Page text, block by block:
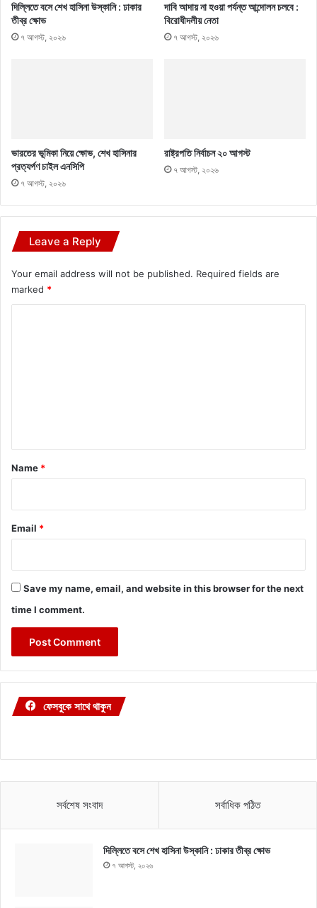
দিল্লিতে বসে শেখ হাসিনা উস্কানি : ঢাকার
তীব্র ক্ষোভ
৭ আগস্ট, ২০২৬
দাবি আদায় না হওয়া পর্যন্ত আন্দোলন চলবে :
বিরোধীদলীয় নেতা
৭ আগস্ট, ২০২৬
ভারতের ভূমিকা নিয়ে ক্ষোভ, শেখ হাসিনার
প্রত্যর্পণ চাইল এনসিপি
৭ আগস্ট, ২০২৬
রাষ্ট্রপতি নির্বাচন ২০ আগস্ট
৭ আগস্ট, ২০২৬
Leave a Reply
Your email address will not be published. Required fields are
marked *
*
Name *
Email *
Save my name, email, and website in this browser for the next
time I comment.
ফেসবুকে সাথে থাকুন
সর্বশেষ সংবাদ সর্বাধিক পঠিত
দিল্লিতে বসে শেখ হাসিনা উস্কানি : ঢাকার তীব্র ক্ষোভ
৭ আগস্ট, ২০২৬